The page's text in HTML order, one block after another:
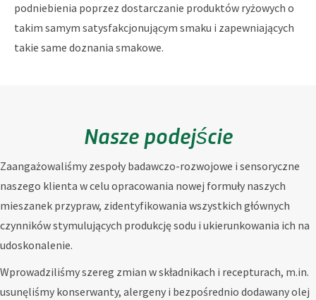
podniebienia poprzez dostarczanie produktów ryżowych o
takim samym satysfakcjonującym smaku i zapewniających
takie same doznania smakowe.
Nasze podejście
Zaangażowaliśmy zespoły badawczo-rozwojowe i sensoryczne
naszego klienta w celu opracowania nowej formuły naszych
mieszanek przypraw, zidentyfikowania wszystkich głównych
czynników stymulujących produkcję sodu i ukierunkowania ich na
udoskonalenie.
Wprowadziliśmy szereg zmian w składnikach i recepturach, m.in.
usunęliśmy konserwanty, alergeny i bezpośrednio dodawany olej